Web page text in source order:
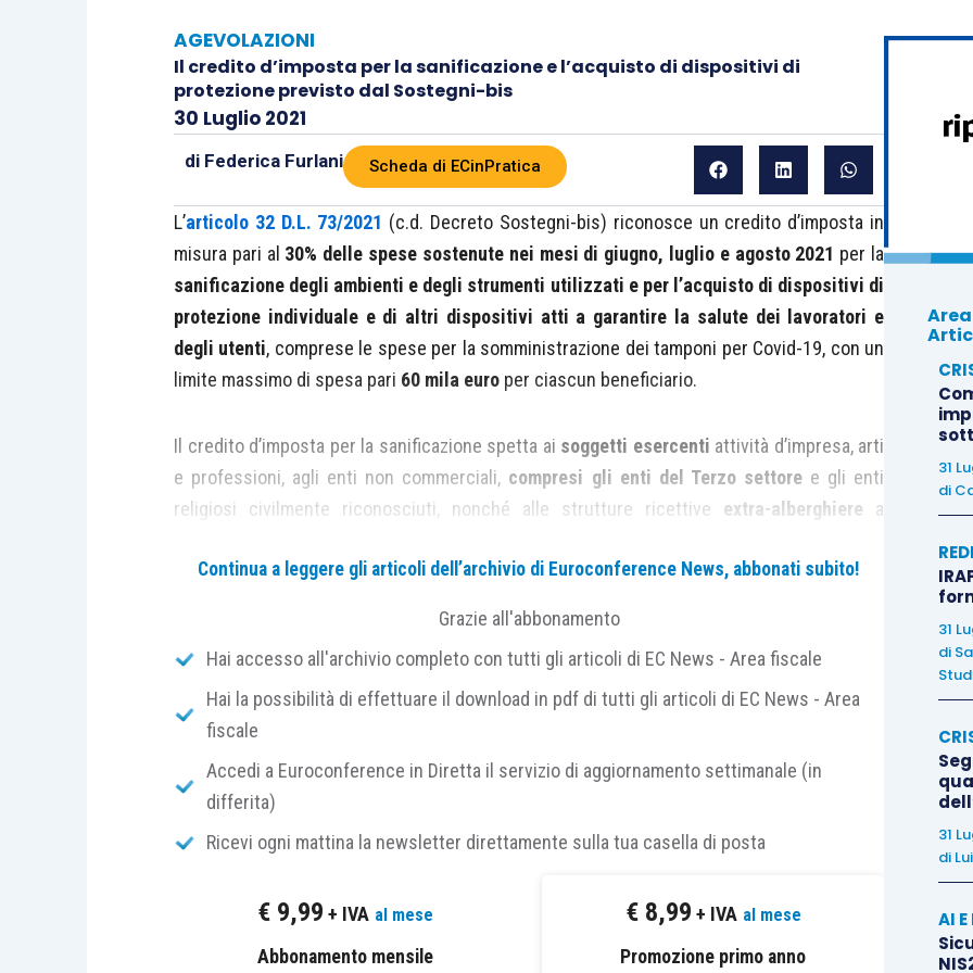
AGEVOLAZIONI
Il credito d’imposta per la sanificazione e l’acquisto di dispositivi di
protezione previsto dal Sostegni-bis
30 Luglio 2021
di Federica Furlani Scheda di ECinPratica
L’articolo 32 D.L. 73/2021 (c.d. Decreto Sostegni-bis) riconosce un credito d’imposta in
misura pari al 30% delle spese sostenute nei mesi di giugno, luglio e agosto 2021 per la
sanificazione degli ambienti e degli strumenti utilizzati e per l’acquisto di dispositivi di
protezione individuale e di altri dispositivi atti a garantire la salute dei lavoratori e
degli utenti, comprese le spese per la somministrazione dei tamponi per Covid-19, con un
limite massimo di spesa pari 60 mila euro per ciascun beneficiario.
Il credito d’imposta per la sanificazione spetta ai soggetti esercenti attività d’impresa, arti
e professioni, agli enti non commerciali, compresi gli enti del Terzo settoree gli enti
religiosi civilmente riconosciuti, nonché alle strutture ricettive extra-alberghiere a
identificativo di cui all’articolo 13-quater, comma 4, D.L. 34/2019, ovvero, in mancanza,
conversione del Decreto Sostegni-bis).
Dal punto di vista
a) lasanificazione degli ambienti
utilizzati nell’ambito di tali attività;
attività lavorative e istituzionali esercitate dai soggetti beneficiari;
Continua a leggere gli articoli dell’archivio di Euroconference News, abbonati subito!
Grazie all'abbonamento
Hai accesso all'archivio completo con tutti gli articoli di EC News - Area fiscale
Hai la possibilità di effettuare il download in pdf di tutti gli articoli di EC News - Area
fiscale
Accedi a Euroconference in Diretta il servizio di aggiornamento settimanale (in
differita)
Ricevi ogni mattina la newsletter direttamente sulla tua casella di posta
€ 9,99 + IVA al mese
Abbonamento mensile
€ 8,99 + IVA al mese
Promozione primo anno
31
di
31
di
31
di
AI